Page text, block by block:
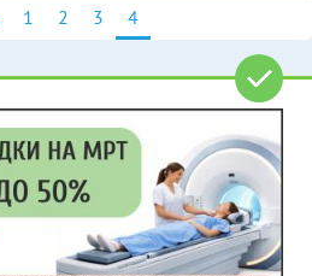
1 2 3 4